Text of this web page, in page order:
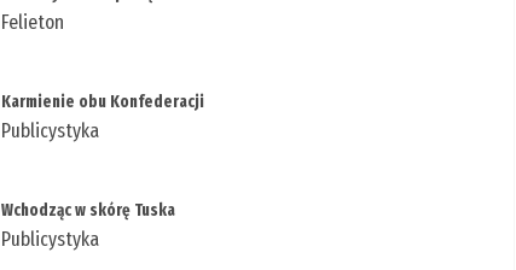
Felieton
Karmienie obu Konfederacji
Publicystyka
Wchodząc w skórę Tuska
Publicystyka